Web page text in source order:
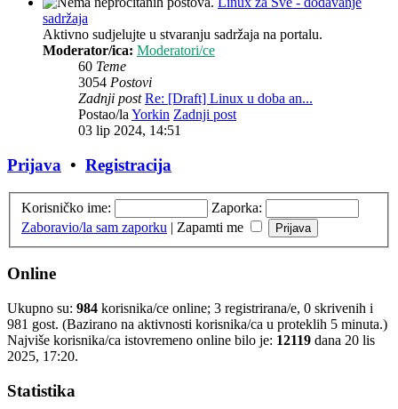
sadržaja
Aktivno sudjelujte u stvaranju sadržaja na portalu.
Moderator/ica: Moderatori/ce
60 Teme
3054 Postovi
Zadnji post Re: [Draft] Linux u doba an...
Postao/laYorkin Zadnji post
03 lip 2024, 14:51
Prijava • Registracija
Korisničko ime:
Zaporka:
Zaboravio/la sam zaporku | Zapamti me
Online
Ukupno su: 984 korisnika/ce online; 3 registrirana/e, 0 skrivenih i
981 gost. (Bazirano na aktivnosti korisnika/ca u proteklih 5 minuta.)
Najviše korisnika/ca istovremeno online bilo je: 12119 dana 20 lis
2025, 17:20.
Statistika